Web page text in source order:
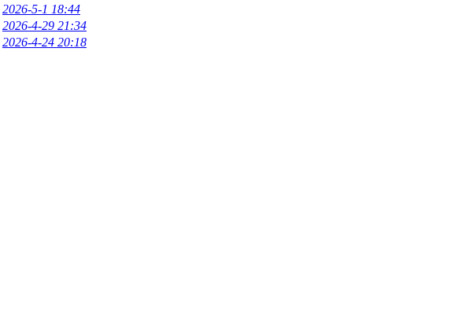
2026-5-1 18:44
2026-4-29 21:34
2026-4-24 20:18